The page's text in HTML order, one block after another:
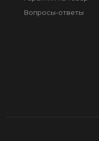
Вопросы-ответы